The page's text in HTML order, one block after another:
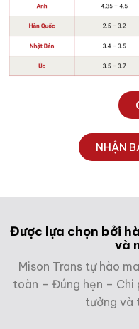
NHẬN
Được lựa chọn bởi
và
Mison Trans tự hào
toàn – Đúng hẹn – Chi
tưởng và